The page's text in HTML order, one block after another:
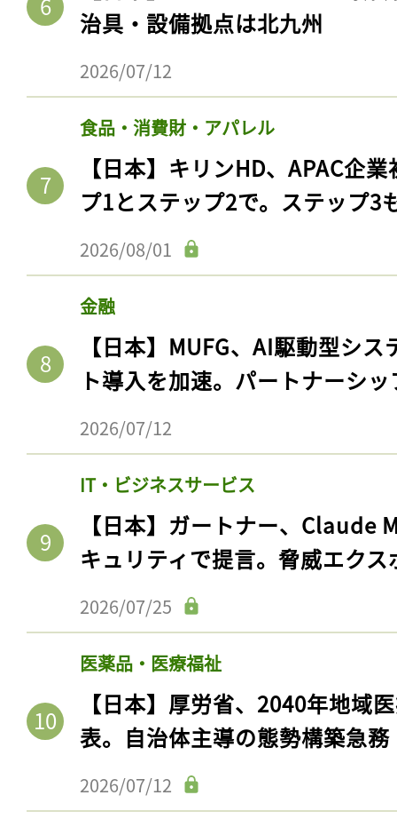
治具・設備拠点は北九州
2026/07/12
食品・消費財・アパレル
【日本】キリンHD、APAC企
プ1とステップ2で。ステップ3
2026/08/01
金融
【日本】MUFG、AI駆動型シ
ト導入を加速。パートナーシ
2026/07/12
IT・ビジネスサービス
【日本】ガートナー、Claude
キュリティで提言。脅威エク
2026/07/25
医薬品・医療福祉
【日本】厚労省、2040年地域
表。自治体主導の態勢構築急務
2026/07/12